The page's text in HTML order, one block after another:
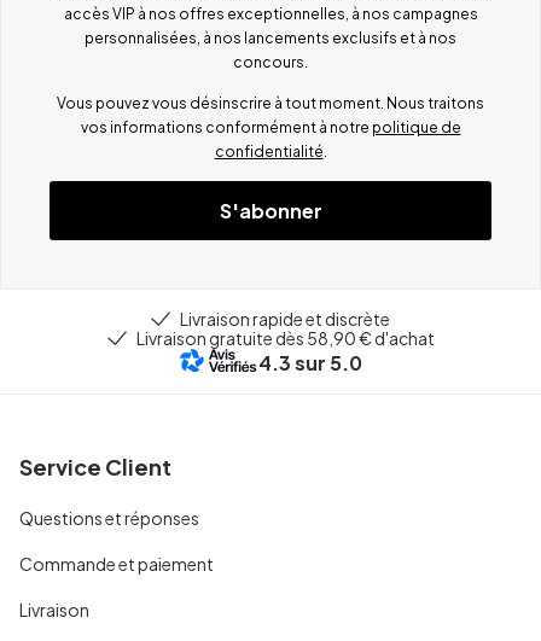
accès VIP à nos offres exceptionnelles, à nos campagnes
personnalisées, à nos lancements exclusifs et à nos
concours.
Vous pouvez vous désinscrire à tout moment. Nous traitons
vos informations conformément à notre politique de
confidentialité
S'abonner
Livraison rapide et discrète
Livraison gratuite dès 58,90 € d'achat
4.3sur 5.0
Service Client
Questions et réponses
Commande et paiement
Livraison